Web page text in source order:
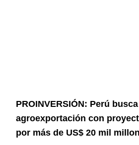
PROINVERSIÓN: Perú
agroexportación con
por más de US$ 20 mil